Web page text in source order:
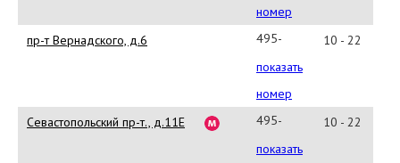
24-
33
номер
пр-т Вернадского, д.6
495-
258-
40-
17
показать
номер
10 - 22
Севастопольский пр-т., д.11Е
495-
641-
показать
10 - 22